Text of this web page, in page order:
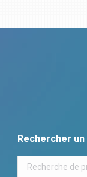
Rechercher